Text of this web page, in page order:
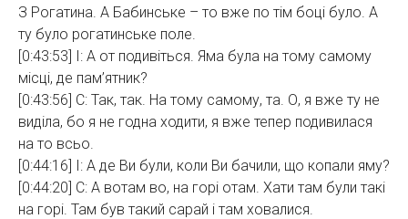
З Рогатина. А Бабинське – то вже по тім боці було. А
ту було рогатинське поле.
[0:43:53] І: А от подивіться. Яма була на тому самому
місці, де пам’ятник?
[0:43:56] С: Так, так. На тому самому, та. О, я вже ту не
виділа, бо я не годна ходити, я вже тепер подивилася
на то всьо.
[0:44:16] І: А де Ви були, коли Ви бачили, що копали яму?
[0:44:20] С: А вотам во, на горі отам. Хати там були такі
на горі. Там був такий сарай і там ховалися.